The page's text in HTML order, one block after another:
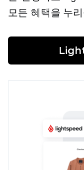
모든 혜택을 누